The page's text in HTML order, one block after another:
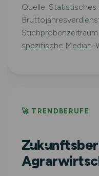
Quelle: Statistisches
spezifische Median-
🚀 TRENDBERUFE